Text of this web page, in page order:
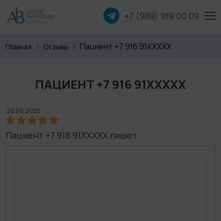
+7 (989) 189 00 09
Пластика лица
Пластика груди
Главная Отзывы Пациент +7 916 91XXXXX
ПАЦИЕНТ +7 916 91XXXXX
20.05.2025
Пациент +7 916 91XXXXX пишет: